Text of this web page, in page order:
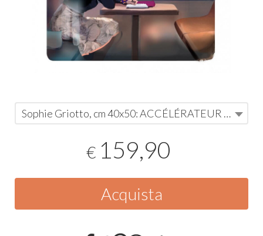
Sophie Griotto, cm 40x50: ACCÉLÉRATEUR DE CRÉATIVITÉ
€ 159,90
Acquista